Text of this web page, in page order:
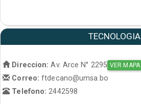
TECNOLOGIA
Direccion: Av. Arce N° 2295 VER MAPA
Correo:ftdecano@umsa.bo
Telefono: 2442598